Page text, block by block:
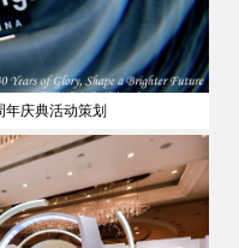
庆典活动策划